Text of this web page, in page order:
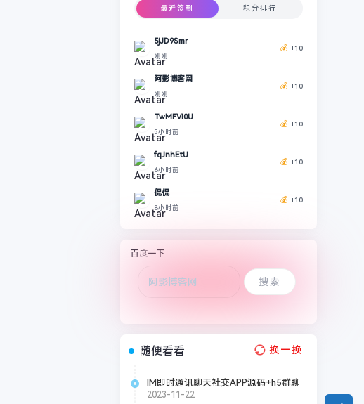
最近签到 积分排行
5jJD9Smr
刚刚
💰 +10
阿影博客网
刚刚
💰 +10
TwMFVl0U
5小时前
💰 +10
fqJnhEtU
6小时前
💰 +10
侃侃
8小时前
💰 +10
百度一下
随便看看 换一换
IM即时通讯聊天社交APP源码+h5群聊
+红包转账+朋友圈
2023-11-22